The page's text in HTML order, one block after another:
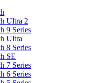
Ultra 2
9 Series
Ultra
8 Series
SE
7 Series
6 Series